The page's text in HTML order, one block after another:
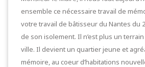
ensemble ce nécessaire travail de
votre travail de bâtisseur du Nantes du
de son isolement. Il n’est plus un
ville. Il devient un quartier jeune et
mémoire, au coeur d’habitations